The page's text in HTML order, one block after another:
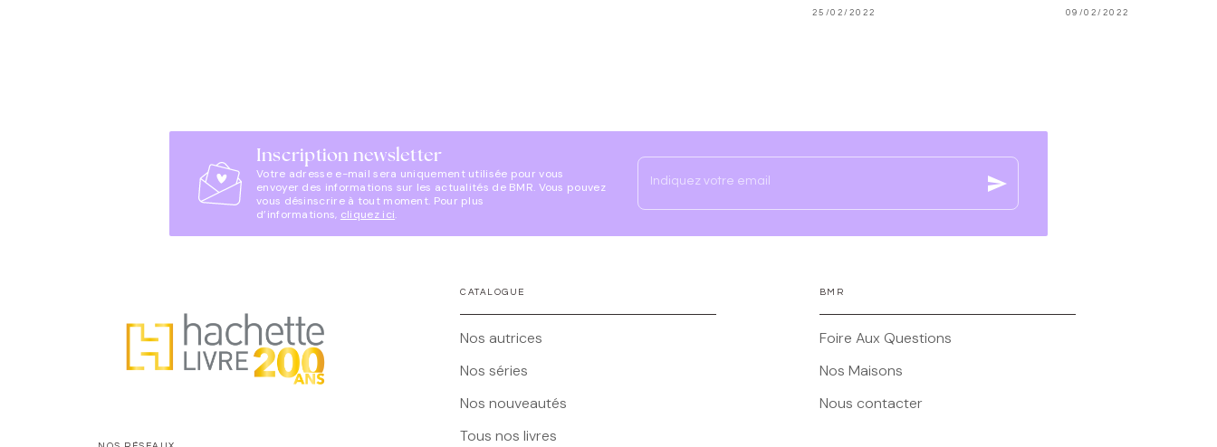
25/02/2022 09/02/2022
Inscription newsletter
Votre adresse e-mail sera uniquement utilisée pour vous
envoyer des informations sur les actualités de BMR. Vous pouvez
vous désinscrire à tout moment. Pour plus
d’informations, cliquez ici.
Indiquez votre email send
CATALOGUE
Nos autrices
Nos séries
Nos nouveautés
Tous nos livres
BMR
Foire Aux Questions
Nos Maisons
Nous contacter